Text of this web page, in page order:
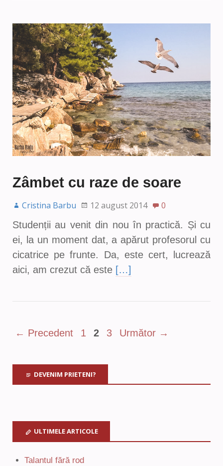
Zâmbet cu raze de soare
Cristina Barbu 12 august 2014
0
Studenții au venit din nou în practică. Și cu
ei, la un moment dat, a apărut profesorul cu
cicatrice pe frunte. Da, este cert, lucrează
aici, am crezut că este […]
← Precedent 1 2 3 Următor →
DEVENIM PRIETENI?
ULTIMELE ARTICOLE
Talantul fără rod